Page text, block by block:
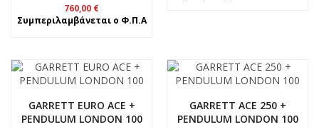
760,00 €
Συμπεριλαμβάνεται ο Φ.Π.Α
GARRETT EURO ACE +
PENDULUM LONDON 100
GARRETT ACE 250 +
PENDULUM LONDON 100